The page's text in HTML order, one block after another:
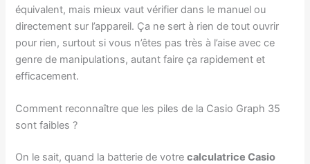
équivalent, mais mieux vaut vérifier dans le manuel ou
directement sur l’appareil. Ça ne sert à rien de tout ouvrir
pour rien, surtout si vous n’êtes pas très à l’aise avec ce
genre de manipulations, autant faire ça rapidement et
efficacement.
Comment reconnaître que les piles de la Casio Graph 35
sont faibles ?
On le sait, quand la batterie de votrecalculatrice Casio